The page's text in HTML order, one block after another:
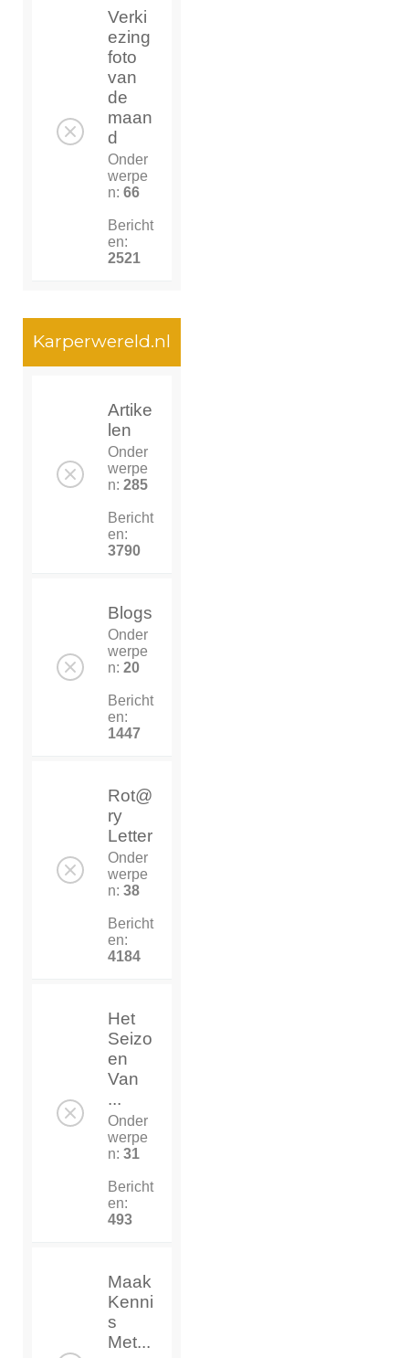
Verki
ezing
foto
van
de
maan
d
Onder
werpe
n: 66
Bericht
en:
2521
Karperwereld.nl
Artike
len
Onder
werpe
n: 285
Bericht
en:
3790
Blogs
Onder
werpe
n: 20
Bericht
en:
1447
Rot@
ry
Letter
Onder
werpe
n: 38
Bericht
en:
4184
Het
Seizo
en
Van
...
Onder
werpe
n: 31
Bericht
en:
493
Maak
Kenni
s
Met...